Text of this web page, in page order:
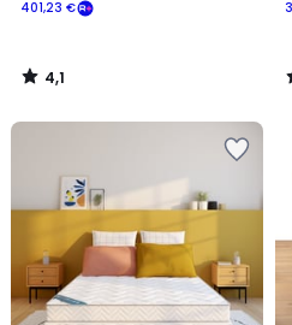
401,23 €
4,1
/
/